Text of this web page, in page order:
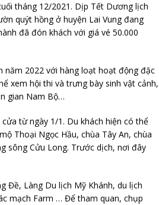
tháng 12/2021. Dịp Tết Dương lịch
quýt hồng ở huyện Lai Vung đang
đã đón khách với giá vé 50.000
năm 2022 với hàng loạt hoạt động đặc
xem hội thi và trưng bày sinh vật cảnh,
gian Nam Bộ…
từ ngày 1/1. Du khách hiện có thể
Thoại Ngọc Hầu, chùa Tây An, chùa
sông Cửu Long. Trước dịch, nơi đây
Đề, Làng Du lịch Mỹ Khánh, du lịch
mạch Farm … Để tham quan, chụp